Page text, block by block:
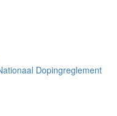
Dopingreglement